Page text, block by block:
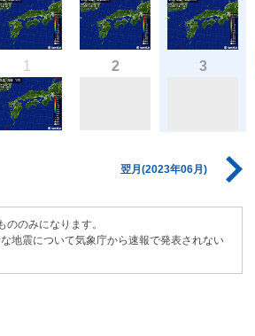
1 2 3
翌月(2023年06月)
のみになります。
地震について気象庁から速報で発表されない